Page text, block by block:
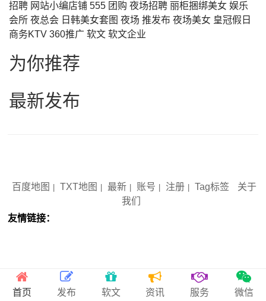
招聘 网站小编店铺 555 团购 夜场招聘 丽柜捆绑美女 娱乐
会所 夜总会 日韩美女套图 夜场 推发布 夜场美女 皇冠假日
商务KTV 360推广 软文 软文企业
为你推荐
最新发布
百度地图 TXT地图 最新 账号 注册 Tag标签
关于
我们
友情链接：
首页 发布 软文 资讯 服务 微信